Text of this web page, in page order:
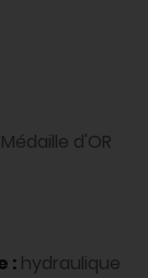
Médaille d'OR
: hydraulique